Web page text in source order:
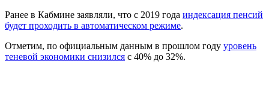
Ранее в Кабмине заявляли, что с 2019 года индексация пенсий
будет проходить в автоматическом режиме.
Отметим, по официальным данным в прошлом году уровень
теневой экономики снизился с 40% до 32%.